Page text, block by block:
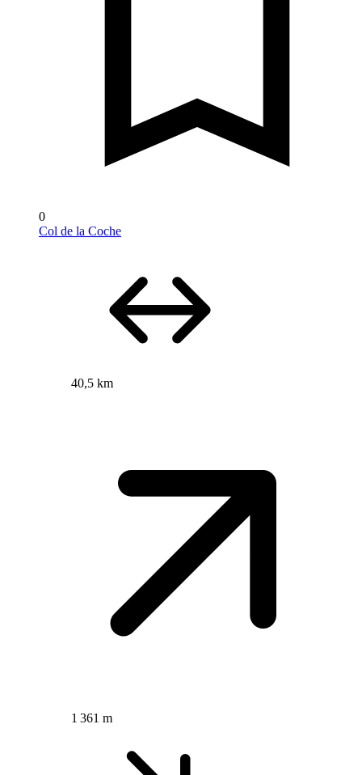
0
Col de la Coche
40,5 km
1 361 m